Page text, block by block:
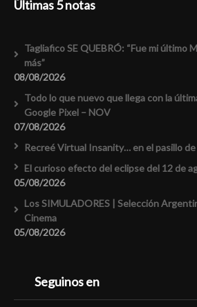
Últimas 5 notas
Tagliafico SE QUEBRÓ: “Fue mi último
más”
08/08/2026
Todo lo que nuevo que llega con la
Google Pixel – NOV
07/08/2026
Recreé Virtual Insanity… en el pasillo de
El curioso efecto del eclipse del 12 de
05/08/2026
Los SIMULADORES | Selección
Cinema
05/08/2026
Seguinos en